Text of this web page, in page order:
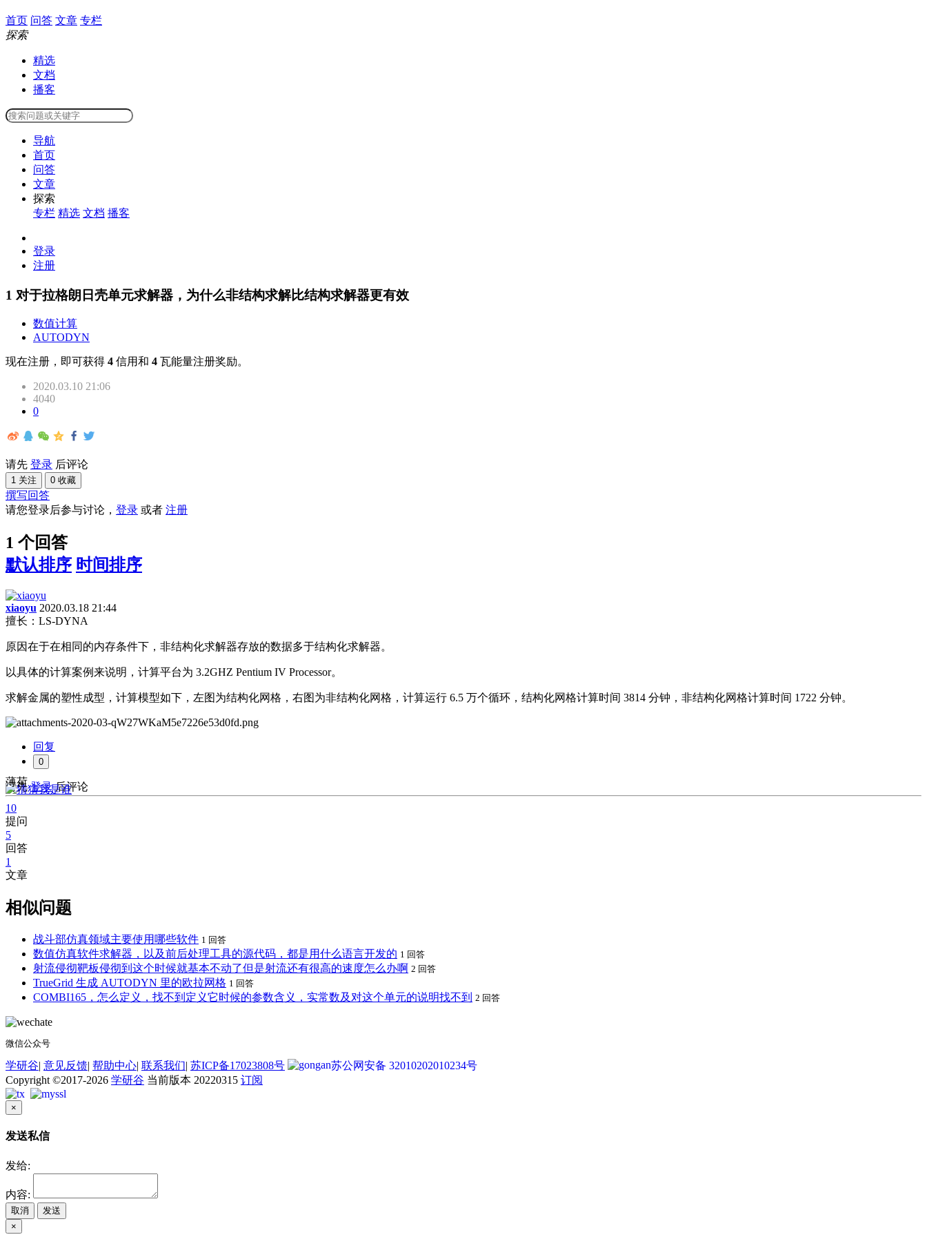
首页 问答 文章 专栏
探索
精选
文档
播客
导航
首页
问答
文章
探索
专栏 精选 文档 播客
登录
注册
1 对于拉格朗日壳单元求解器，为什么非结构求解比结构求解器更有效
数值计算
AUTODYN
现在注册，即可获得 4 信用和 4 瓦能量注册奖励。
2020.03.10 21:06
4040
0
请先 登录 后评论
1 关注 0 收藏
撰写回答
请您登录后参与讨论， 登录 或者 注册
1 个回答
默认排序 时间排序
xiaoyu 2020.03.18 21:44
擅长：LS-DYNA
原因在于在相同的内存条件下，非结构化求解器存放的数据多于结构化求解器。
以具体的计算案例来说明，计算平台为 3.2GHZ Pentium IV Processor。
求解金属的塑性成型，计算模型如下，左图为结构化网格，右图为非结构化网格，计算运行 6.5 万个循环，结构化网格计算时间 3814 分钟，非结构化网格计算时间 1722 分钟。
回复
0
请先登录后评论
薄荷
10
提问
5
回答
1
文章
相似问题
战斗部仿真领域主要使用哪些软件 1 回答
数值仿真软件求解器，以及前后处理工具的源代码，都是用什么语言开发的 1 回答
射流侵彻靶板侵彻到这个时候就基本不动了但是射流还有很高的速度怎么办啊 2 回答
TrueGrid 生成 AUTODYN 里的欧拉网格 1 回答
COMBI165，怎么定义，找不到定义它时候的参数含义，实常数及对这个单元的说明找不到 2 回答
微信公众号
学研谷| 意见反馈| 帮助中心| 联系我们| 苏ICP备17023808号
苏公网安备 32010202010234号
Copyright ©2017-2026 学研谷 当前版本 20220315 订阅
×
发送私信
发给:
内容:
取消
发送
×